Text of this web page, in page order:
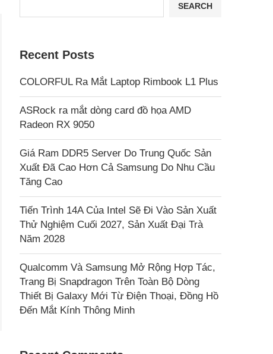
SEARCH
Recent Posts
COLORFUL Ra Mắt Laptop Rimbook L1 Plus
ASRock ra mắt dòng card đồ họa AMD
Radeon RX 9050
Giá Ram DDR5 Server Do Trung Quốc Sản
Xuất Đã Cao Hơn Cả Samsung Do Nhu Cầu
Tăng Cao
Tiến Trình 14A Của Intel Sẽ Đi Vào Sản Xuất
Thử Nghiệm Cuối 2027, Sản Xuất Đại Trà
Năm 2028
Qualcomm Và Samsung Mở Rộng Hợp Tác,
Trang Bị Snapdragon Trên Toàn Bộ Dòng
Thiết Bị Galaxy Mới Từ Điện Thoại, Đồng Hồ
Đến Mắt Kính Thông Minh